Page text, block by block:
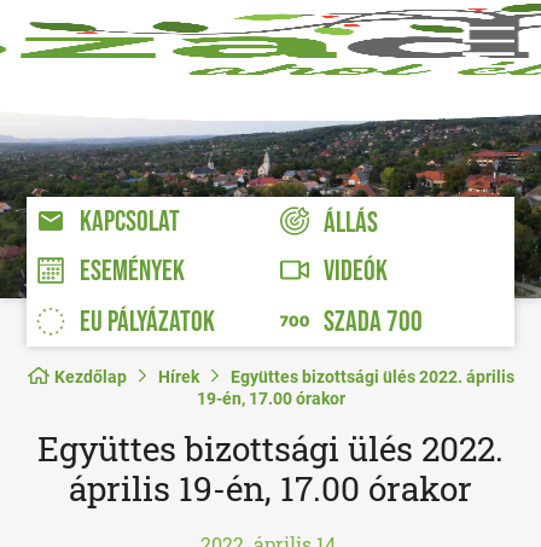
KAPCSOLAT
ÁLLÁS
ESEMÉNYEK
VIDEÓK
EU PÁLYÁZATOK
SZADA 700
Kezdőlap Hírek
Együttes bizottsági ülés 2022. április
19-én, 17.00 órakor
Együttes bizottsági ülés 2022.
április 19-én, 17.00 órakor